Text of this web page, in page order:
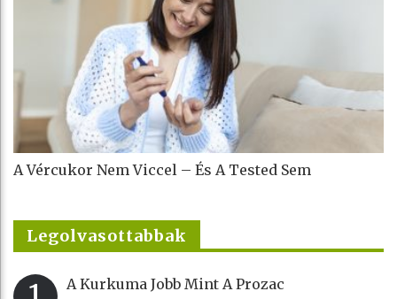
A Vércukor Nem Viccel – És A Tested Sem
Legolvasottabbak
A Kurkuma Jobb Mint A Prozac